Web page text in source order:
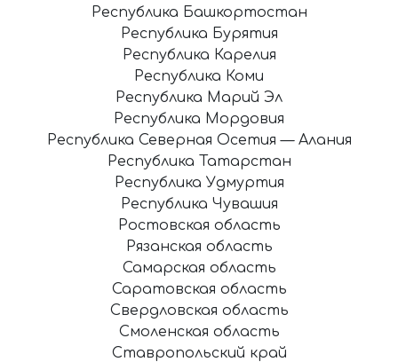
Республика Башкортостан
Республика Бурятия
Республика Карелия
Республика Коми
Республика Марий Эл
Республика Мордовия
Республика Северная Осетия — Алания
Республика Татарстан
Республика Удмуртия
Республика Чувашия
Ростовская область
Рязанская область
Самарская область
Саратовская область
Свердловская область
Смоленская область
Ставропольский край